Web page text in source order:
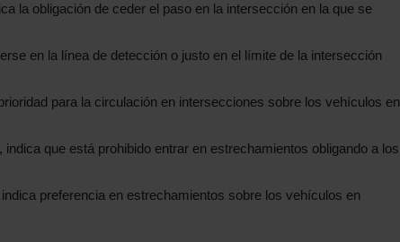
la obligación de ceder el paso en la intersección en la que se
en la línea de detección o justo en el límite de la intersección
para la circulación en intersecciones sobre los vehículos en
que está prohibido entrar en estrechamientos obligando a los
preferencia en estrechamientos sobre los vehículos en